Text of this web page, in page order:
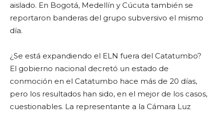
aislado. En Bogotá, Medellín y Cúcuta también se
reportaron banderas del grupo subversivo el mismo
día.
¿Se está expandiendo el ELN fuera del Catatumbo?
El gobierno nacional decretó un estado de
conmoción en el Catatumbo hace más de 20 días,
pero los resultados han sido, en el mejor de los casos,
cuestionables. La representante a la Cámara Luz